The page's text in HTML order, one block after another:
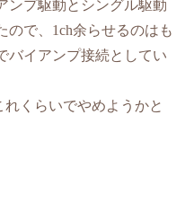
ンプ駆動とシングル駆動
で、 1ch余らせるのはも
バイアンプ接続としてい
くらいでやめようかと